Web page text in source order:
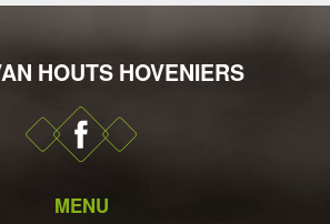
HOUTS HOVENIERS
MENU